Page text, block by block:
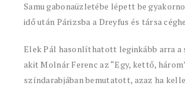
Samu gabonaüzletébe lépett be
idő után Párizsba a Dreyfus és társa
Elek Pál hasonlíthatott leginkább arra a
akit Molnár Ferenc az “Egy, kettő,
színdarabjában bemutatott, azaz ha